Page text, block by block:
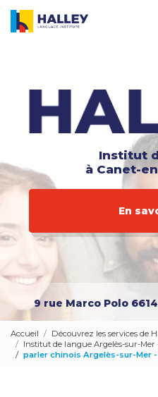
contenu
Institut
à Canet-
En
9 rue Marco Polo
Accueil
Découvrez les services de
Institut de langue Argelès-sur-Mer
parler chinois Argelès-sur-Mer -